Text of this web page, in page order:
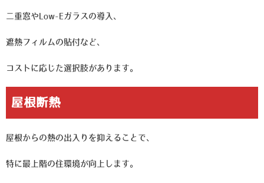
二重窓やLow-Eガラスの導入、
遮熱フィルムの貼付など、
コストに応じた選択肢があります。
屋根断熱
屋根からの熱の出入りを抑えることで、
特に最上階の住環境が向上します。